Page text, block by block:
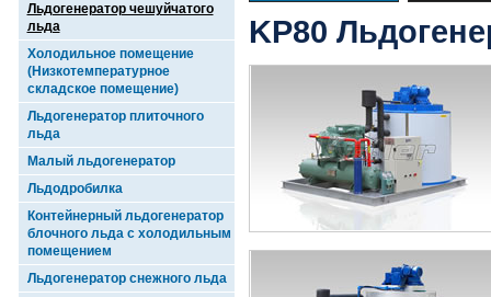
Льдогенератор чешуйчатого
льда
Холодильное помещение
(Низкотемпературное
складское помещение)
Льдогенератор плиточного
льда
Малый льдогенератор
Льдодробилка
Контейнерный льдогенератор
блочного льда с холодильным
помещением
Льдогенератор снежного льда
KP80